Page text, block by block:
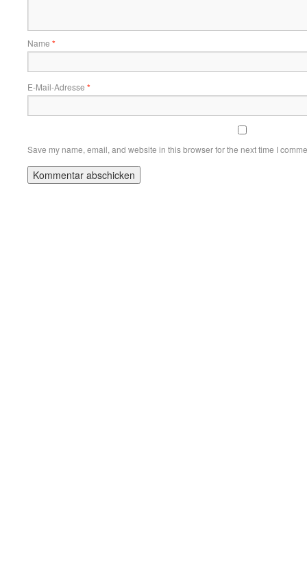
Name *
E-Mail-Adresse *
Save my name, email, and website in this browser for the next time I